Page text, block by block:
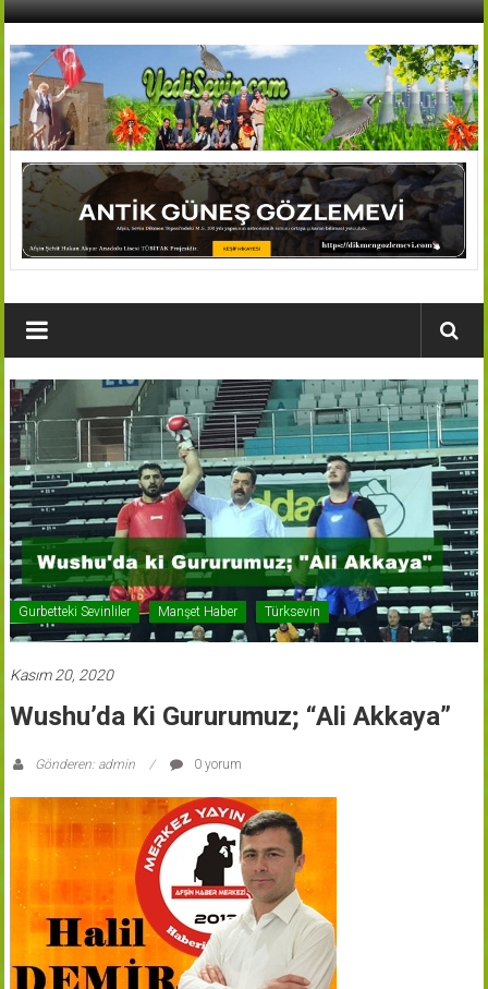
İçeriğe
AFŞİN
YEDİSEVİN
HABER
Köyleri
Haber
Portalı
Gurbetteki Sevinliler Manşet Haber Türksevin
Kasım 20, 2020
Wushu’da Ki Gururumuz; “Ali Akkaya”
Gönderen: admin 0 yorum